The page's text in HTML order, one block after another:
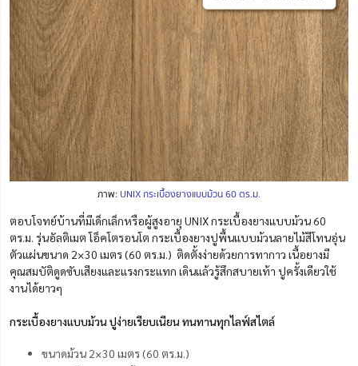
ภาพ: UNIX กระเบื้องยางแบบม้วน 60 ตร.ม.
ตอบโจทย์บ้านที่มีเด็กเล็กหรือผู้สูงอายุ UNIX กระเบื้องยางแบบม้วน 60
ตร.ม. รุ่นอัลติเมต โอ็คโตรอนโต กระเบื้องยางปูพื้นแบบม้วนลายไม้สีโทนอุ่น
ตัวแผ่นขนาด 2×30 เมตร (60 ตร.ม.) ติดตั้งง่ายด้วยการทากาว เนื้อยางมี
คุณสมบัติดูดซับเสียงและแรงกระแทก เดินแล้วรู้สึกสบายเท้า ปูครั้งเดียวใช้
งานได้ยาวๆ
กระเบื้องยางแบบม้วน ปูง่ายเรียบเนียน ทนทานทุกไลฟ์สไตล์
ขนาดม้วน 2×30 เมตร (60 ตร.ม.)